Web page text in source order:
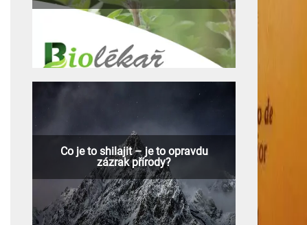
Co je to shilajit – je to opravdu
zázrak přírody?